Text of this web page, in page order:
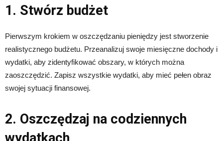
1. Stwórz budżet
Pierwszym krokiem w oszczędzaniu pieniędzy jest stworzenie
realistycznego budżetu. Przeanalizuj swoje miesięczne dochody i
wydatki, aby zidentyfikować obszary, w których można
zaoszczędzić. Zapisz wszystkie wydatki, aby mieć pełen obraz
swojej sytuacji finansowej.
2. Oszczędzaj na codziennych